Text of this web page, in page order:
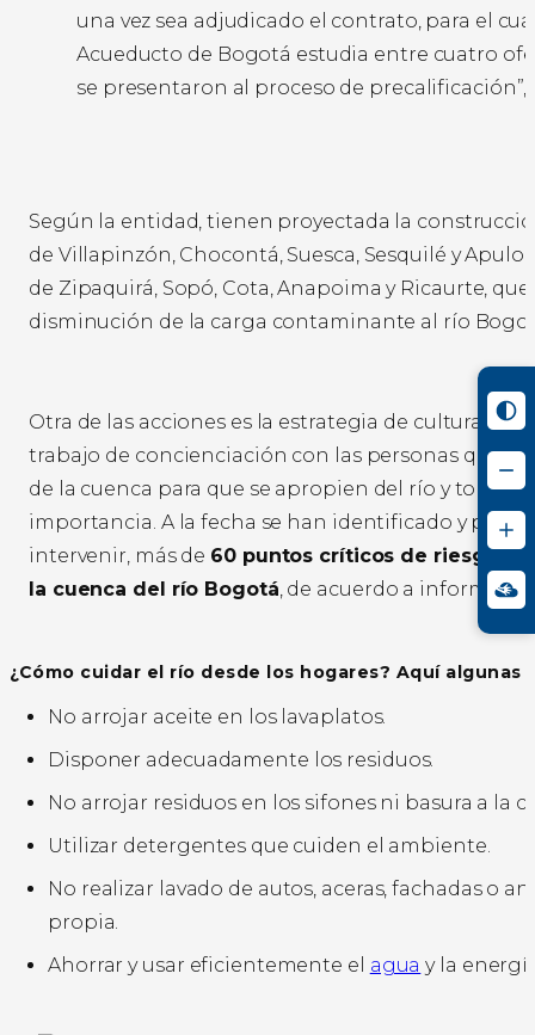
una vez sea adjudicado el contrato, para el
Acueducto de Bogotá estudia entre cuatro
se presentaron al proceso de precalificación”,
Según la entidad, tienen proyectada la
de Villapinzón, Chocontá, Suesca, Sesquilé y
de Zipaquirá, Sopó, Cota, Anapoima y Ricaurte,
disminución de la carga contaminante al río
Otra de las acciones es la estrategia de cultura
trabajo de concienciación con las personas que
de la cuenca para que se apropien del río y tomen
importancia. A la fecha se han identificado y
intervenir, más de 60 puntos críticos de riesgo
la cuenca del río Bogotá, de acuerdo a
¿Cómo cuidar el río desde los hogares? Aquí algunas
No arrojar aceite en los lavaplatos.
Disponer adecuadamente los residuos.
No arrojar residuos en los sifones ni basura a la
Utilizar detergentes que cuiden el ambiente.
No realizar lavado de autos, aceras, fachadas o
propia.
Ahorrar y usar eficientemente el agua y la